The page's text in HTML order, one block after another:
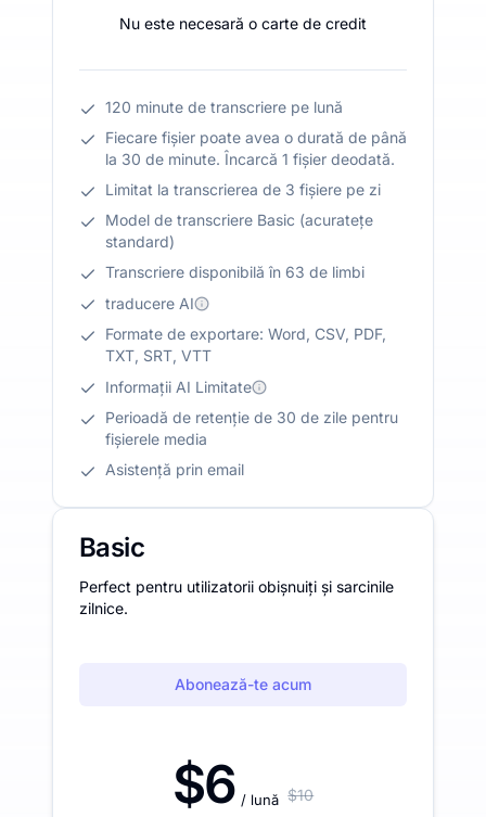
Nu este necesară o carte de credit
120 minute de transcriere pe lună
Fiecare fișier poate avea o durată de până
la 30 de minute. Încarcă 1 fișier deodată.
Limitat la transcrierea de 3 fișiere pe zi
Model de transcriere Basic (acuratețe
standard)
Transcriere disponibilă în 63 de limbi
traducere AI
Formate de exportare: Word, CSV, PDF,
TXT, SRT, VTT
Informații AI Limitate
Perioadă de retenție de 30 de zile pentru
fișierele media
Asistență prin email
Basic
Perfect pentru utilizatorii obișnuiți și sarcinile
zilnice.
Abonează-te acum
$6 / lună $10